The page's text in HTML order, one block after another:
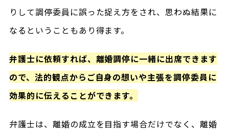
りして調停委員に誤った捉え方をされ、思わぬ結果に
なるということもあり得ます。
弁護士に依頼すれば、離婚調停に一緒に出席できます
ので、法的観点からご自身の想いや主張を調停委員に
効果的に伝えることができます。
弁護士は、離婚の成立を目指す場合だけでなく、離婚